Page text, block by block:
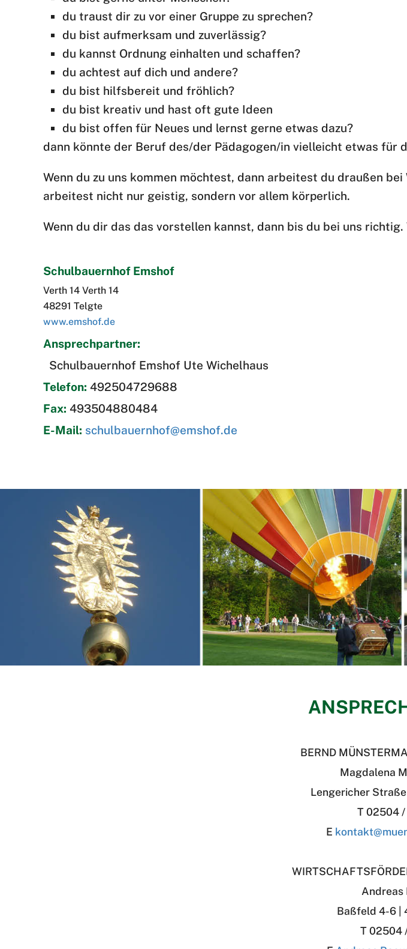
du traust dir zu vor einer Gruppe zu sprechen?
du bist aufmerksam und zuverlässig?
du kannst Ordnung einhalten und schaffen?
du achtest auf dich und andere?
du bist hilfsbereit und fröhlich?
du bist kreativ und hast oft gute Ideen
du bist offen für Neues und lernst gerne etwas dazu?
dann könnte der Beruf des/der Pädagogen/in vielleicht etwas für
Wenn du zu uns kommen möchtest, dann arbeitest du draußen
arbeitest nicht nur geistig, sondern vor allem körperlich.
Wenn du dir das das vorstellen kannst, dann bis du bei uns
Schulbauernhof Emshof
Verth 14 Verth 14
48291 Telgte
www.emshof.de
Ansprechpartner:
Schulbauernhof Emshof Ute Wichelhaus
Telefon: 492504729688
Fax: 493504880484
E-Mail: schulbauernhof@emshof.de
BERND
Magdalena
Lengericher
T 02504
E
Andreas
Baßfeld 4-6 |
T 02504